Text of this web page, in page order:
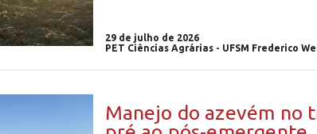
29 de julho de 2026
PET Ciências Agrárias - UFSM Frederico
Manejo do azevém no